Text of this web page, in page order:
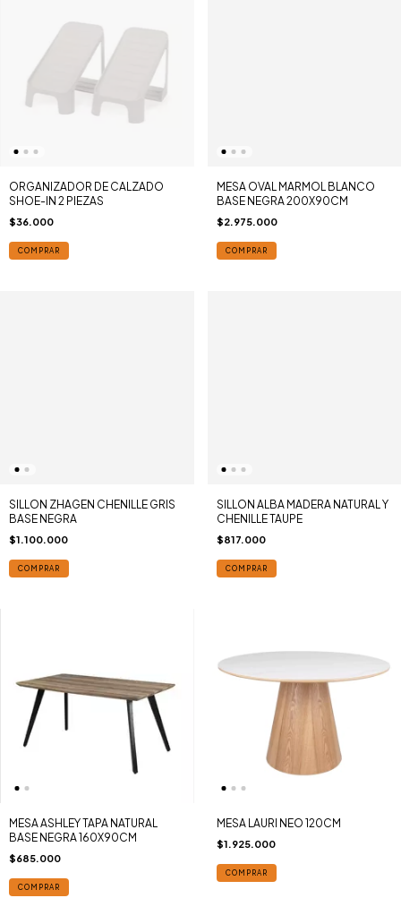
ORGANIZADOR DE CALZADO
SHOE-IN 2 PIEZAS
$36.000
COMPRAR
MESA OVAL MARMOL BLANCO
BASE NEGRA 200X90CM
$2.975.000
COMPRAR
SILLON ZHAGEN CHENILLE GRIS
BASE NEGRA
$1.100.000
COMPRAR
SILLON ALBA MADERA NATURAL Y
CHENILLE TAUPE
$817.000
COMPRAR
MESA ASHLEY TAPA NATURAL
BASE NEGRA 160X90CM
$685.000
COMPRAR
MESA LAURI NEO 120CM
$1.925.000
COMPRAR